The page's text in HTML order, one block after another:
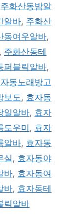
주화산동밤알
알바, 주화산
동여우알바,
, 주화산동테
퍼블릭알바,
동노래방고
보도 , 효자동
일알바, 효자
도우미, 효자
알바, 효자동
실 , 효자동야
바, 효자동여
바, 효자동테
릭알바